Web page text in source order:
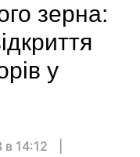
зерна:
у
14:12